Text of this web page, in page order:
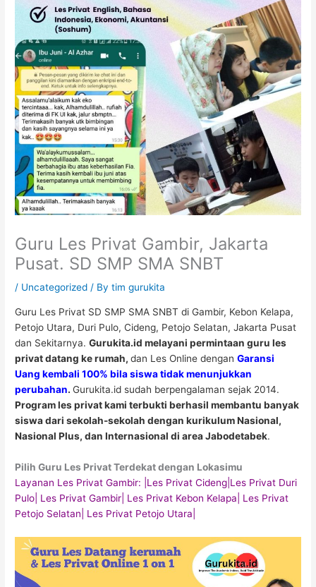
Guru Les Privat Gambir, Jakarta
Pusat. SD SMP SMA SNBT
/ Uncategorized / Bytim gurukita
Guru Les Privat SD SMP SMA SNBT diGambir, Kebon Kelapa,
Petojo Utara, Duri Pulo, Cideng, Petojo Selatan, Jakarta Pusat
dan Sekitarnya.Gurukita.id melayani permintaan gurules
privat datang ke rumah,dan Les Online denganGaransi
Uang kembali 100% bila siswa tidak menunjukkan
perubahan.Gurukita.id sudah berpengalaman sejak 2014.
Program les privat kami terbukti berhasil membantu banyak
siswa dari sekolah-sekolah dengan kurikulum Nasional,
Nasional Plus, dan Internasional di area Jabodetabek.
Pilih Guru Les Privat Terdekat dengan Lokasimu
Layanan Les Privat Gambir: |Les PrivatCideng |Les Privat Duri
Pulo | Les PrivatGambir | Les Privat Kebon Kelapa | Les Privat
Petojo Selatan | Les Privat Petojo Utara